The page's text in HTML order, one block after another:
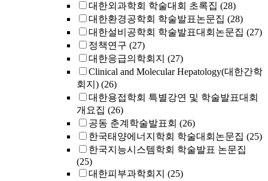
대한외과학회 학술대회 초록집 (28)
대한환경공학회 학술발표논문집 (28)
대한설비공학회 학술발표대회논문집 (27)
정책연구 (27)
대한응급의학회지 (27)
Clinical and Molecular Hepatology(대한간학
회지) (26)
대한용접학회 특별강연 및 학술발표대회
개요집 (26)
공동 춘계학술발표회 (26)
한국태양에너지학회 학술대회논문집 (25)
한국지능시스템학회 학술발표 논문집
(25)
대한피부과학회지 (25)